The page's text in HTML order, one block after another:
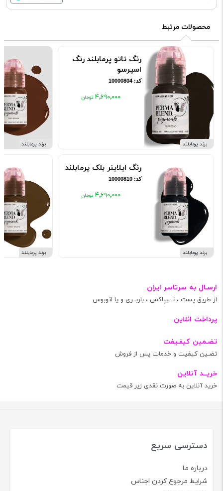
محصولات مرتبط
برند پرمابلند
رنگ تاتو پرمابلند رنگ
اسپرسو
کد: 10000804
۴٬۶۹۰٬۰۰۰
برند پرمابلند
رنگ ایلاینر بلک پرمابلند
کد: 10000810
۴٬۶۹۰٬۰۰۰
برند پرمابلند
برند پرمابلند
ارسـال به سرتاسر ایران
از طریق پست ، تــیپاکس ، باربــری و یا اتوبوس
پرداخت انلاین
تضـمین کیفـیفت
تضـین کیفیت و خدمات پس از فروش
خریــد آنلاین
خرید آنلاین به صورت نقدی زیر قیمت
دسترسی سریع
درباره ما
شرایط مرجوع کردن اجناس